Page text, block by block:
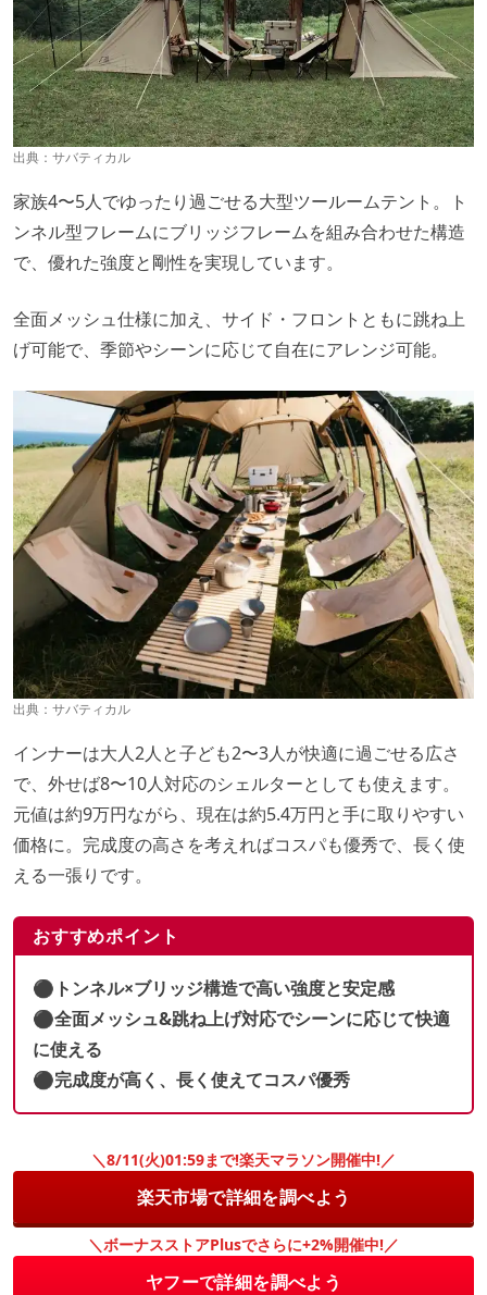
出典： サバティカル
家族4〜5人でゆったり過ごせる大型ツールームテント。ト
ンネル型フレームにブリッジフレームを組み合わせた構造
で、優れた強度と剛性を実現しています。
全面メッシュ仕様に加え、サイド・フロントともに跳ね上
げ可能で、季節やシーンに応じて自在にアレンジ可能。
出典： サバティカル
インナーは大人2人と子ども2〜3人が快適に過ごせる広さ
で、外せば8〜10人対応のシェルターとしても使えます。
元値は約9万円ながら、現在は約5.4万円と手に取りやすい
価格に。完成度の高さを考えればコスパも優秀で、長く使
える一張りです。
おすすめポイント
⚫︎トンネル×ブリッジ構造で高い強度と安定感
⚫︎全面メッシュ&跳ね上げ対応でシーンに応じて快適
に使える
⚫︎完成度が高く、長く使えてコスパ優秀
＼8/11(火)01:59まで!楽天マラソン開催中!／
楽天市場で詳細を調べよう
＼ボーナスストアPlusでさらに+2%開催中!／
ヤフーで詳細を調べよう